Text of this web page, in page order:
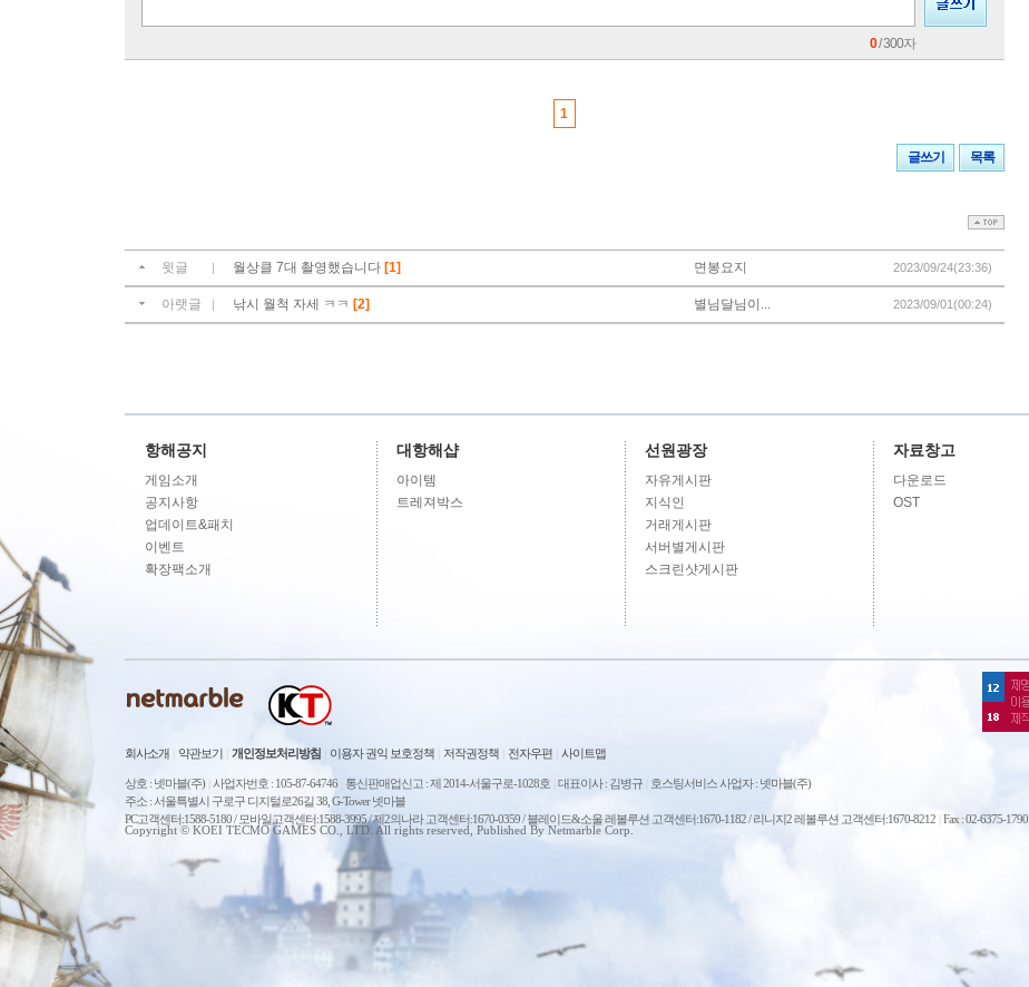
0/ 300자
1
글쓰기 목록
윗글 | 월상클 7대 촬영했습니다 [1] 면봉요지 2023/09/24(23:36)
아랫글 | 낚시 월척 자세 ㅋㅋ [2] 별님달님이... 2023/09/01(00:24)
항해공지
게임소개
공지사항
업데이트&패치
이벤트
확장팩소개
대항해샵
아이템
트레져박스
선원광장
자유게시판
지식인
거래게시판
서버별게시판
스크린샷게시판
자료창고
다운로드
OST
회사소개 약관보기 개인정보처리방침 이용자 권익 보호정책 저작권정책 전자우편 사이트맵
상호 : 넷마블(주) 사업자번호 : 105-87-64746 통신판매업신고 : 제 2014-서울구로-1028호 대표이사 : 김병규
호스팅서비스 사업자 : 넷마블(주)
주소 : 서울특별시 구로구 디지털로26길 38, G-Tower 넷마블
PC고객센터:1588-5180 / 모바일고객센터:1588-3995 / 제2의나라 고객센터:1670-0359 / 블레이드&소울 레볼루션 고객센터:1670-1182 / 리니지2 레볼루션 고객센터:1670-8212 Fax : 02-6375-1790
Copyright © KOEI TECMO GAMES CO., LTD. All rights reserved, Published By Netmarble Corp.